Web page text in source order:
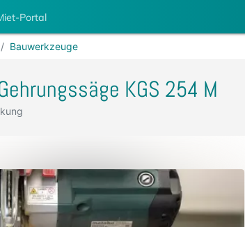
Portal
Bauwerkzeuge
KGS 254 M